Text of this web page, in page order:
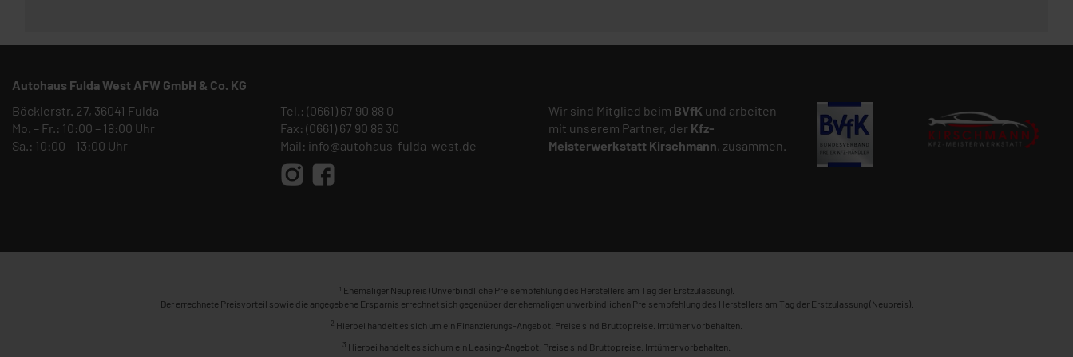
Autohaus Fulda West AFW GmbH & Co. KG
Böcklerstr. 27, 36041 Fulda
Mo. – Fr.: 10:00 – 18:00 Uhr
Sa.: 10:00 – 13:00 Uhr
Tel.: (0661) 67 90 88 0
Fax: (0661) 67 90 88 30
Mail: info@autohaus-fulda-west.de
Wir sind Mitglied beim BVfK und arbeiten
mit unserem Partner, der Kfz-
Meisterwerkstatt Kirschmann, zusammen.
1 Ehemaliger Neupreis (Unverbindliche Preisempfehlung des Herstellers am Tag der Erstzulassung).
Der errechnete Preisvorteil sowie die angegebene Ersparnis errechnet sich gegenüber der ehemaligen unverbindlichen Preisempfehlung des Herstellers am Tag der Erstzulassung (Neupreis).
2 Hierbei handelt es sich um ein Finanzierungs-Angebot. Preise sind Bruttopreise. Irrtümer vorbehalten.
3 Hierbei handelt es sich um ein Leasing-Angebot. Preise sind Bruttopreise. Irrtümer vorbehalten.